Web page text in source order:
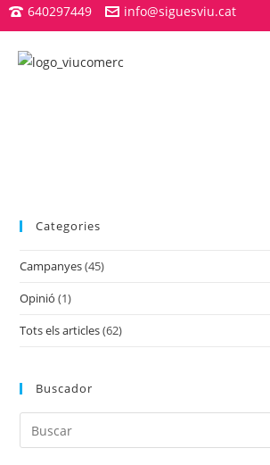
640297449 info@siguesviu.cat
Categories
Campanyes(45)
Opinió (1)
Tots els articles(62)
Buscador